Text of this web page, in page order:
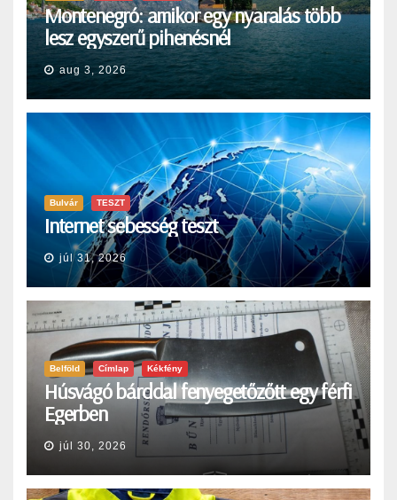
Montenegró: amikor egy nyaralás több
lesz egyszerű pihenésnél
aug 3, 2026
Bulvár TESZT
Internet sebesség teszt
júl 31, 2026
Belföld Címlap Kékfény
Húsvágó bárddal fenyegetőzőtt egy férfi
Egerben
júl 30, 2026